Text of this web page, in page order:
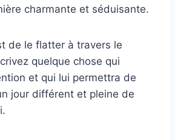
charmante et séduisante.
de le flatter à travers le
quelque chose qui
et qui lui permettra de
jour différent et pleine de